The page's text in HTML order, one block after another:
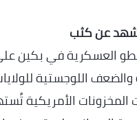
عن كثب
العسكرية في بكين
اللوجستية
المخزونات الأمريكية